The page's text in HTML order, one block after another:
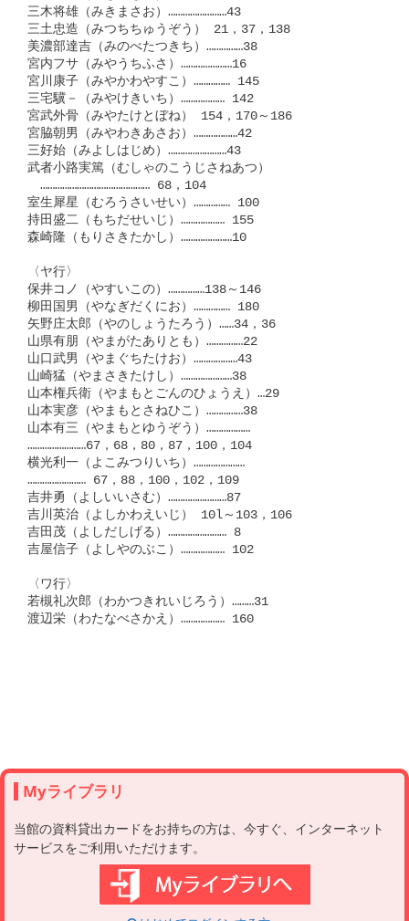
三木将雄（みきまさお）……………………43
三土忠造（みつちちゅうぞう） 21，37，138
美濃部達吉（みのべたつきち）……………38
宮内フサ（みやうちふさ）…………………16
宮川康子（みやかわやすこ）…………… 145
三宅驥－（みやけきいち）……………… 142
宮武外骨（みやたけとぼね） 154，170～186
宮脇朝男（みやわきあさお）………………42
三好始（みよしはじめ）……………………43
武者小路実篤（むしゃのこうじさねあつ）
……………………………………… 68，104
室生犀星（むろうさいせい）…………… 100
持田盛二（もちだせいじ）……………… 155
森崎隆（もりさきたかし）…………………10
〈ヤ行〉
保井コノ（やすいこの）……………138～146
柳田国男（やなぎだくにお）…………… 180
矢野庄太郎（やのしょうたろう）……34，36
山県有朋（やまがたありとも）……………22
山口武男（やまぐちたけお）………………43
山崎猛（やまさきたけし）…………………38
山本権兵衛（やまもとごんのひょうえ）…29
山本実彦（やまもとさねひこ）……………38
山本有三（やまもとゆうぞう）………………
……………………67，68，80，87，100，104
横光利一（よこみつりいち）…………………
…………………… 67，88，100，102，109
吉井勇（よしいいさむ）……………………87
吉川英治（よしかわえいじ） 10l～103，106
吉田茂（よしだしげる）…………………… 8
吉屋信子（よしやのぶこ）……………… 102
〈ワ行〉
若槻礼次郎（わかつきれいじろう）………31
渡辺栄（わたなべさかえ）……………… 160
Myライブラリ
当館の資料貸出カードをお持ちの方は、今すぐ、インターネット
サービスをご利用いただけます。